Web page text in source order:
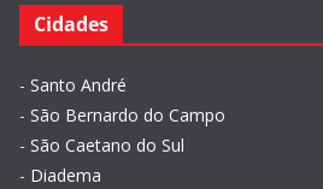
Cidades
- Santo André
- São Bernardo do Campo
- São Caetano do Sul
- Diadema